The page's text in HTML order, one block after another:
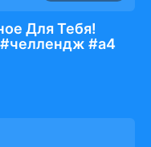
Для Тебя!
#а4